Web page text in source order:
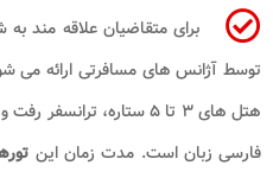
برای متقاضیان علاقه مند
توسط آژانس های مسافرتی ارائه می
هتل های ۳ تا ۵ ستاره،
فارسی زبان است. مدت زمان این